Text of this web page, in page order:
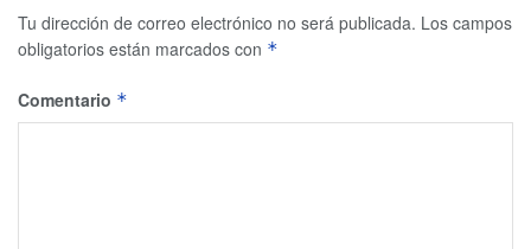
Tu dirección de correo electrónico no será publicada. Los campos
obligatorios están marcados con *
Comentario *